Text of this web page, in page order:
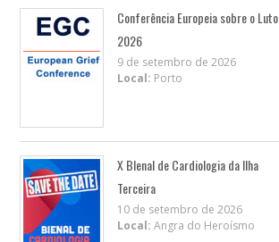
Conferência Europeia sobre o Luto
2026
9 de setembro de 2026
Local: Porto
X BIenal de Cardiologia da Ilha
Terceira
10 de setembro de 2026
Local: Angra do Heroísmo